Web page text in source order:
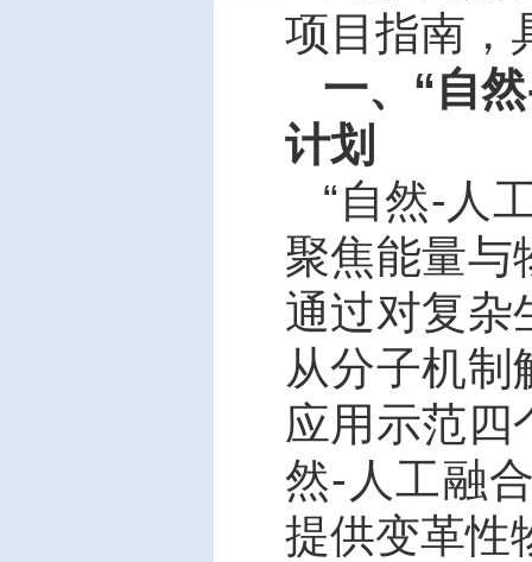
项目指南，
一、“自然
计划
“自然- 人
聚焦能量与
通过对复杂
从分子机制
应用示范四
然- 人工融
提供变革性